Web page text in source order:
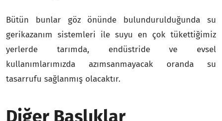
Bütün bunlar göz önünde bulundurulduğunda su
gerikazanım sistemleri ile suyu en çok tükettiğimiz
yerlerde tarımda, endüstride ve evsel
kullanımlarımızda azımsanmayacak oranda su
tasarrufu sağlanmış olacaktır.
Diğer Başlıklar